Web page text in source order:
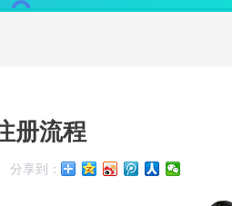
册流程
分享到：